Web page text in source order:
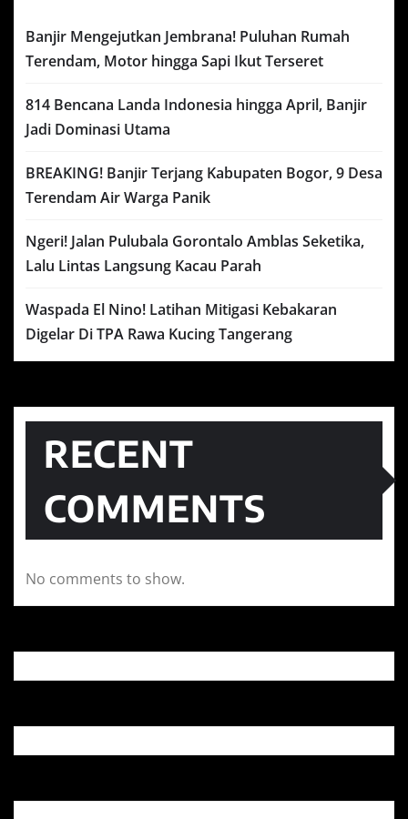
Banjir Mengejutkan Jembrana! Puluhan Rumah
Terendam, Motor hingga Sapi Ikut Terseret
814 Bencana Landa Indonesia hingga April, Banjir
Jadi Dominasi Utama
BREAKING! Banjir Terjang Kabupaten Bogor, 9 Desa
Terendam Air Warga Panik
Ngeri! Jalan Pulubala Gorontalo Amblas Seketika,
Lalu Lintas Langsung Kacau Parah
Waspada El Nino! Latihan Mitigasi Kebakaran
Digelar Di TPA Rawa Kucing Tangerang
RECENT
COMMENTS
No comments to show.